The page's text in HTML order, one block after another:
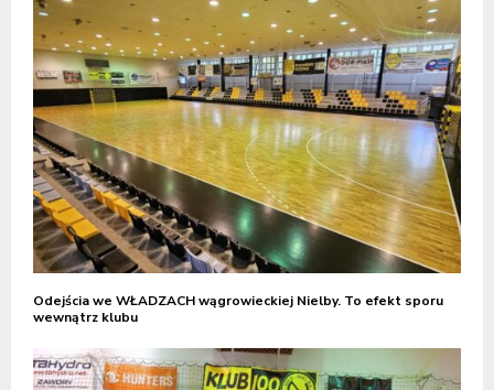
Odejścia we WŁADZACH wągrowieckiej Nielby. To efekt sporu
wewnątrz klubu